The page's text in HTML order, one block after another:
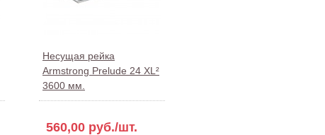
Несущая рейка
Armstrong Prelude 24 XL²
3600 мм.
560,00 руб./шт.